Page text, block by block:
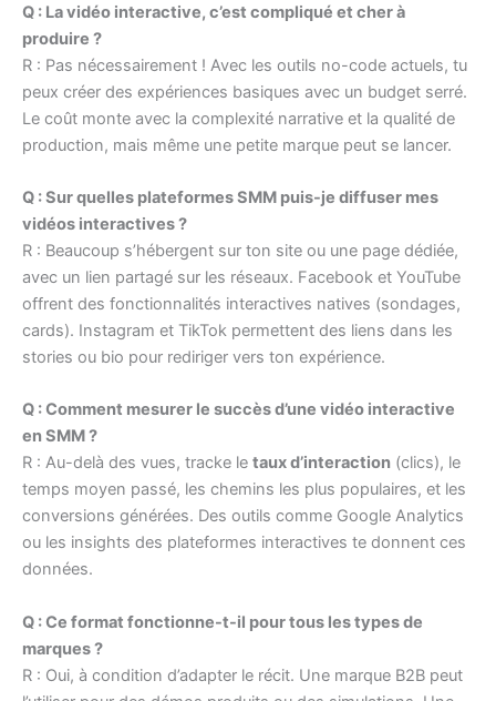
Q : La vidéo interactive, c’est compliqué et cher à
produire ?
R : Pas nécessairement ! Avec les outils no-code actuels, tu
peux créer des expériences basiques avec un budget serré.
Le coût monte avec la complexité narrative et la qualité de
production, mais même une petite marque peut se lancer.
Q : Sur quelles plateformes SMM puis-je diffuser mes
vidéos interactives ?
R : Beaucoup s’hébergent sur ton site ou une page dédiée,
avec un lien partagé sur les réseaux. Facebook et YouTube
offrent des fonctionnalités interactives natives (sondages,
cards). Instagram et TikTok permettent des liens dans les
stories ou bio pour rediriger vers ton expérience.
Q : Comment mesurer le succès d’une vidéo interactive
en SMM ?
R : Au-delà des vues, tracke le taux d’interaction (clics), le
temps moyen passé, les chemins les plus populaires, et les
conversions générées. Des outils comme Google Analytics
ou les insights des plateformes interactives te donnent ces
données.
Q : Ce format fonctionne-t-il pour tous les types de
marques ?
R : Oui, à condition d’adapter le récit. Une marque B2B peut